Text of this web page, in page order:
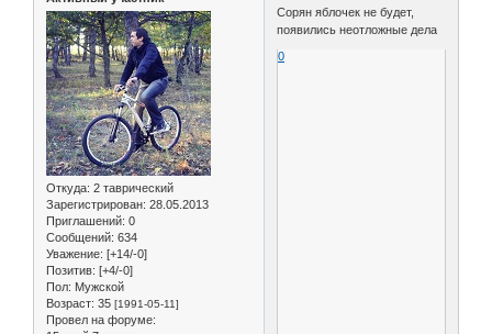
Откуда: 2 таврический
Зарегистрирован: 28.05.2013
Приглашений: 0
Сообщений: 634
Уважение: [+14/-0]
Позитив: [+4/-0]
Пол: Мужской
Возраст: 35 [1991-05-11]
Провел на форуме:
Сорян яблочек не будет,
появились неотложные дела
0